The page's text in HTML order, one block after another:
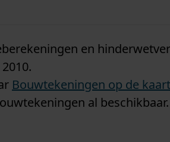
en
Bouwtekeningen op de kaart
al beschikbaar.